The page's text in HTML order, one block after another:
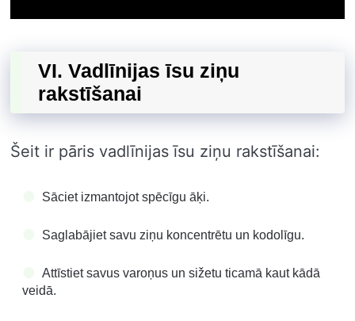
VI. Vadlīnijas īsu ziņu
rakstīšanai
Šeit ir pāris vadlīnijas īsu ziņu rakstīšanai:
Sāciet izmantojot spēcīgu āķi.
Saglabājiet savu ziņu koncentrētu un kodolīgu.
Attīstiet savus varoņus un sižetu ticamā kaut kādā
veidā.